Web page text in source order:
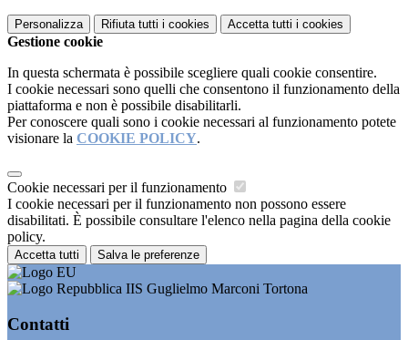
Personalizza Rifiuta tutti i cookies Accetta tutti i cookies
Gestione cookie
In questa schermata è possibile scegliere quali cookie consentire.
I cookie necessari sono quelli che consentono il funzionamento della
piattaforma e non è possibile disabilitarli.
Per conoscere quali sono i cookie necessari al funzionamento potete
visionare la COOKIE POLICY.
Cookie necessari per il funzionamento
I cookie necessari per il funzionamento non possono essere
disabilitati. È possibile consultare l'elenco nella pagina della cookie
policy.
Accetta tutti Salva le preferenze
IIS Guglielmo Marconi Tortona
Contatti